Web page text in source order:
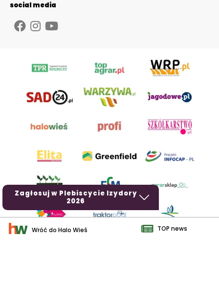
Zagłosuj w Plebiscycie Izydory
2026
social media
Wróć do Halo Wieś TOP news